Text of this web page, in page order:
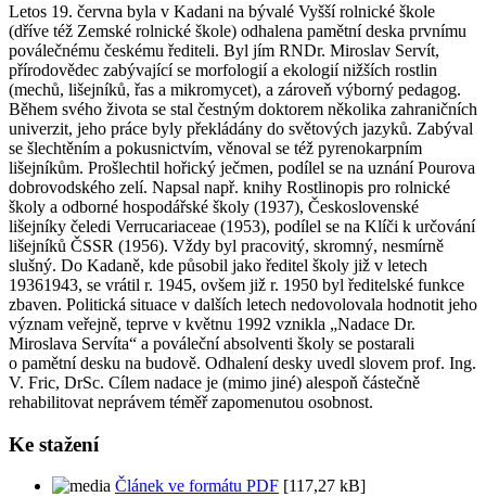
Letos 19. června byla v Kadani na bývalé Vyšší rolnické škole
(dříve též Zemské rolnické škole) odhalena pamětní deska prvnímu
poválečnému českému řediteli. Byl jím RNDr. Miroslav Servít,
přírodovědec zabývající se morfologií a ekologií nižších rostlin
(mechů, lišejníků, řas a mikromycet), a zároveň výborný pedagog.
Během svého života se stal čestným doktorem několika zahraničních
univerzit, jeho práce byly překládány do světových jazyků. Zabýval
se šlechtěním a pokusnictvím, věnoval se též pyrenokarpním
lišejníkům. Prošlechtil hořický ječmen, podílel se na uznání Pourova
dobrovodského zelí. Napsal např. knihy Rostlinopis pro rolnické
školy a odborné hospodářské školy (1937), Československé
lišejníky čeledi Verrucariaceae (1953), podílel se na Klíči k určování
lišejníků ČSSR (1956). Vždy byl pracovitý, skromný, nesmírně
slušný. Do Kadaně, kde působil jako ředitel školy již v letech
19361943, se vrátil r. 1945, ovšem již r. 1950 byl ředitelské funkce
zbaven. Politická situace v dalších letech nedovolovala hodnotit jeho
význam veřejně, teprve v květnu 1992 vznikla „Nadace Dr.
Miroslava Servíta“ a pováleční absolventi školy se postarali
o pamětní desku na budově. Odhalení desky uvedl slovem prof. Ing.
V. Fric, DrSc. Cílem nadace je (mimo jiné) alespoň částečně
rehabilitovat neprávem téměř zapomenutou osobnost.
Ke stažení
Článek ve formátu PDF [117,27 kB]